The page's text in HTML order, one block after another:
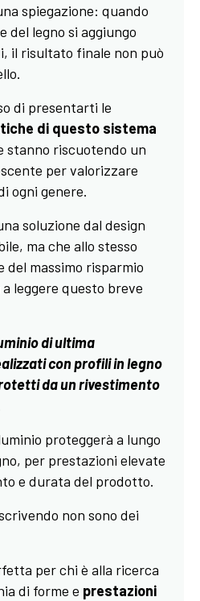
spiegazione: quando
del legno si aggiungo
il risultato finale non può
di presentarti le
di questo sistema
stanno riscuotendo un
per valorizzare
ogni genere.
soluzione dal design
ma che allo stesso
del massimo risparmio
leggere questo breve
di ultima
con profili in legno
da un rivestimento
proteggerà a lungo
per prestazioni elevate
e durata del prodotto.
non sono dei
per chi è alla ricerca
di forme e prestazioni